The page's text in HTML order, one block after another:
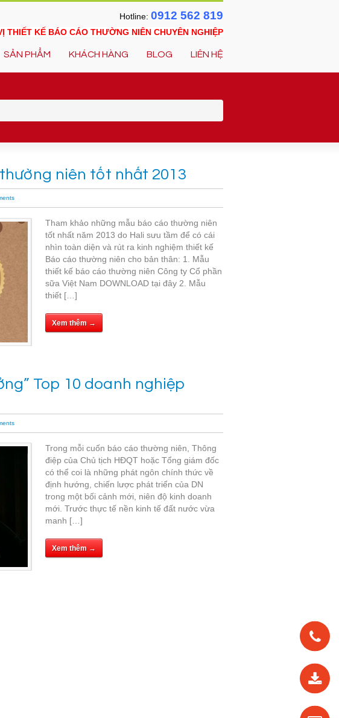
Hotline: 0912 562 819
THIẾT KẾ BÁO CÁO THƯỜNG NIÊN CHUYÊN NGHIỆP
SẢN PHẨM KHÁCH HÀNG BLOG LIÊN HỆ
niên tốt nhất 2013
Tham khảo những mẫu báo cáo thường niên
tốt nhất năm 2013 do Hali sưu tầm để có cái
nhìn toàn diện và rút ra kinh nghiệm thiết kế
Báo cáo thường niên cho bản thân: 1. Mẫu
thiết kế báo cáo thường niên Công ty Cổ phần
sữa Việt Nam DOWNLOAD tại đây 2. Mẫu
thiết […]
Xem thêm →
Top 10 doanh nghiệp
Trong mỗi cuốn báo cáo thường niên, Thông
điệp của Chủ tịch HĐQT hoặc Tổng giám đốc
có thể coi là những phát ngôn chính thức về
định hướng, chiến lược phát triển của DN
trong một bối cảnh mới, niên độ kinh doanh
mới. Trước thực tế nền kinh tế đất nước vừa
manh […]
Xem thêm →